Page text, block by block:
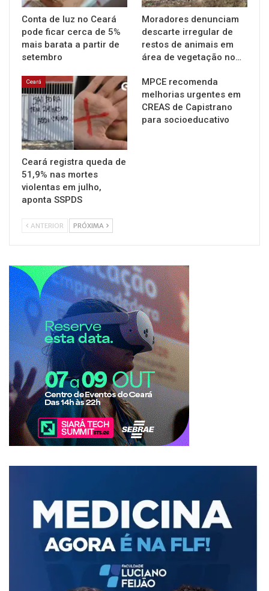
Conta de luz no Ceará
pode ficar cerca de 5%
mais barata a partir de
setembro
Moradores denunciam
descarte irregular de
restos de animais em
área de vegetação no…
Ceará
Ceará registra queda de
51,9% nas mortes
violentas em julho,
aponta SSPDS
MPCE recomenda
melhorias urgentes em
CREAS de Capistrano
para socioeducativo
ANTERIOR PRÓXIMA